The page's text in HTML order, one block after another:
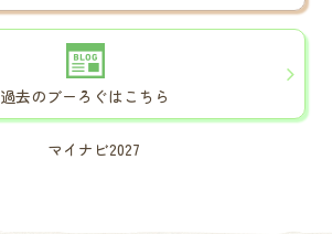
過去のブーろぐはこちら